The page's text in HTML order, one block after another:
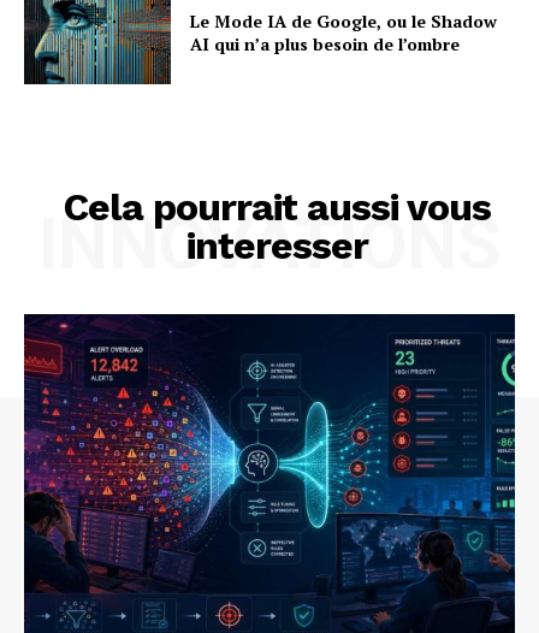
Le Mode IA de Google, ou le Shadow
AI qui n’a plus besoin de l’ombre
Cela pourrait aussi vous
interesser
INNOVATIONS